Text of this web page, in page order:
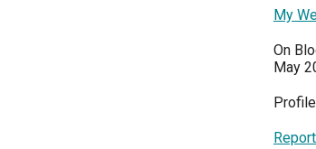
My
On
May